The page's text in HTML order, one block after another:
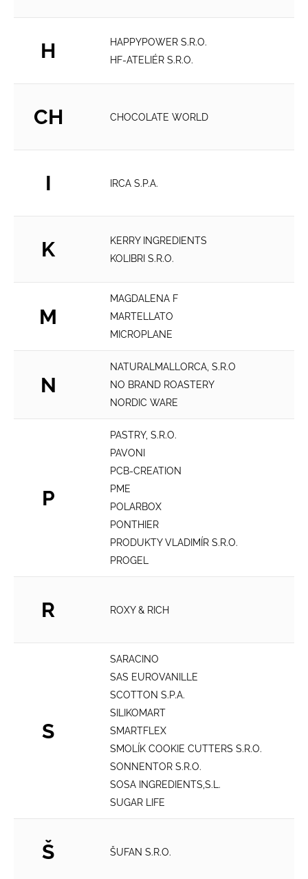
H
HAPPYPOWER S.R.O.
HF-ATELIÉR S.R.O.
CH CHOCOLATE WORLD
I IRCA S.P.A.
K
KERRY INGREDIENTS
KOLIBRI S.R.O.
M
MAGDALENA F
MARTELLATO
MICROPLANE
N
NATURALMALLORCA, S.R.O
NO BRAND ROASTERY
NORDIC WARE
P
PASTRY, S.R.O.
PAVONI
PCB-CREATION
PME
POLARBOX
PONTHIER
PRODUKTY VLADIMÍR S.R.O.
PROGEL
R ROXY & RICH
S
SARACINO
SAS EUROVANILLE
SCOTTON S.P.A.
SILIKOMART
SMARTFLEX
SMOLÍK COOKIE CUTTERS S.R.O.
SONNENTOR S.R.O.
SOSA INGREDIENTS,S.L.
SUGAR LIFE
Š ŠUFAN S.R.O.